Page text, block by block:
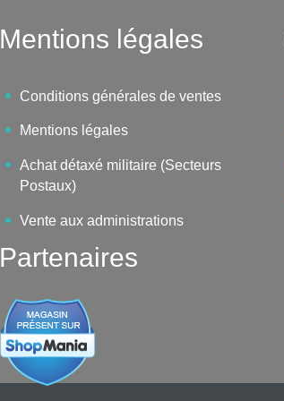
Mentions légales
Conditions générales de ventes
Mentions légales
Achat détaxé militaire (Secteurs
Postaux)
Vente aux administrations
Partenaires